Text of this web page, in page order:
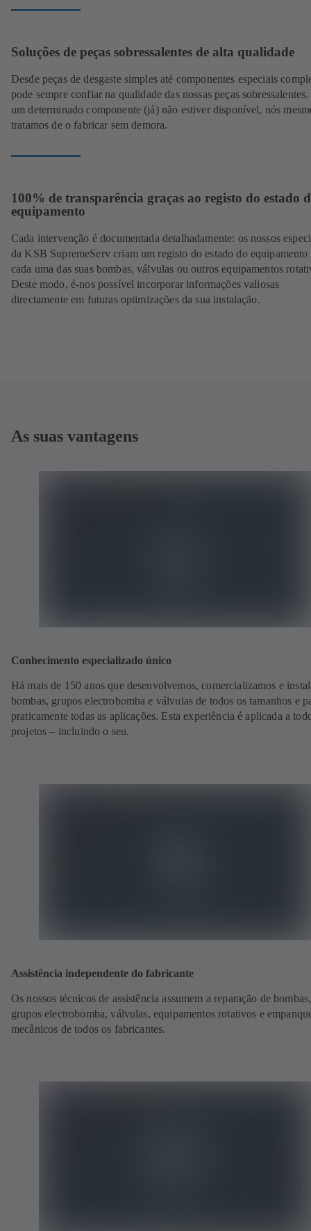
Soluções de peças sobressalentes de alta qualidade
Desde peças de desgaste simples até componentes especiais
pode sempre confiar na qualidade das nossas peças sobressalentes.
um determinado componente (já) não estiver disponível, nós
tratamos de o fabricar sem demora.
100% de transparência graças ao registo do estado
equipamento
Cada intervenção é documentada detalhadamente: os nossos
da KSB SupremeServ criam um registo do estado do equipamento
cada uma das suas bombas, válvulas ou outros equipamentos
Deste modo, é-nos possível incorporar informações valiosas
directamente em futuras optimizações da sua instalação.
As suas vantagens
Conhecimento especializado único
Há mais de 150 anos que desenvolvemos, comercializamos e
bombas, grupos electrobomba e válvulas de todos os tamanhos e
praticamente todas as aplicações. Esta experiência é aplicada a
projetos – incluindo o seu.
Assistência independente do fabricante
Os nossos técnicos de assistência assumem a reparação de bombas,
grupos electrobomba, válvulas, equipamentos rotativos e
mecânicos de todos os fabricantes.